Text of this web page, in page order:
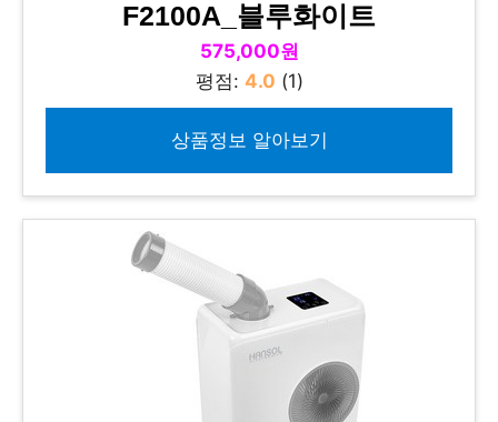
F2100A_블루화이트
575,000원
평점: 4.0 (1)
상품정보 알아보기